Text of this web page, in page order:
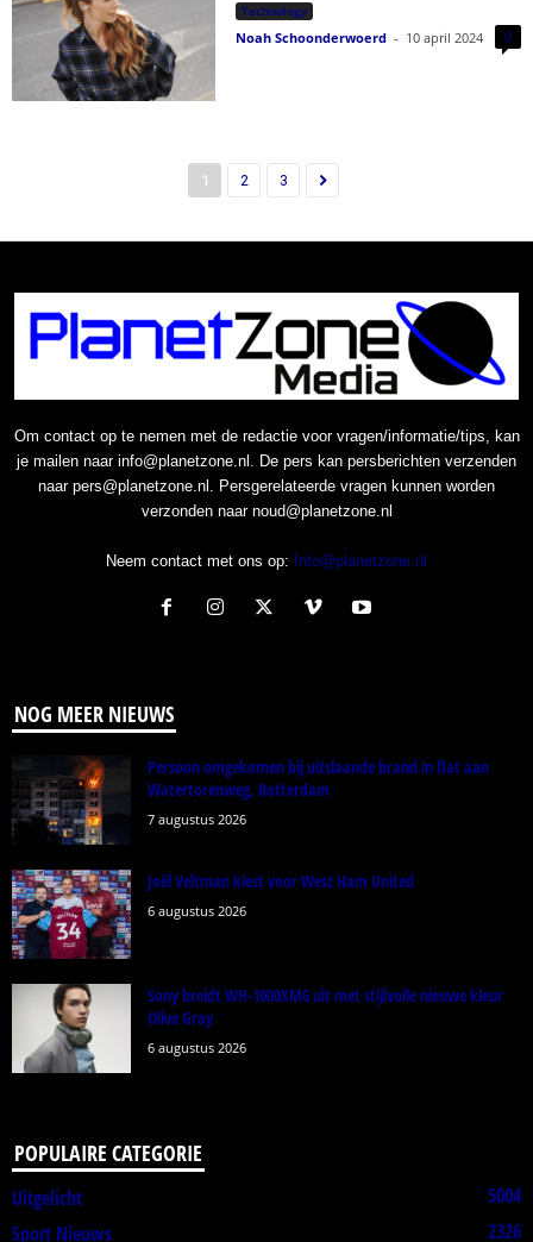
Technology
Noah Schoonderwoerd - 10 april 2024 0
1 2 3
Om contact op te nemen met de redactie voor vragen/informatie/tips, kan
je mailen naar info@planetzone.nl. De pers kan persberichten verzenden
naar pers@planetzone.nl. Persgerelateerde vragen kunnen worden
verzonden naar noud@planetzone.nl
Neem contact met ons op: Info@planetzone.nl
NOG MEER NIEUWS
Persoon omgekomen bij uitslaande brand in flat aan
Watertorenweg, Rotterdam
7 augustus 2026
Joël Veltman kiest voor West Ham United
6 augustus 2026
Sony breidt WH-1000XM6 uit met stijlvolle nieuwe kleur
Olive Gray
6 augustus 2026
POPULAIRE CATEGORIE
Uitgelicht
5004
Sport Nieuws
2326